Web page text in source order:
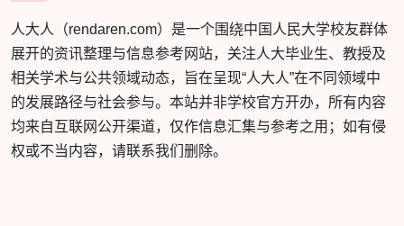
人大人（rendaren.com）是一个围绕中国人民大学校友群体
展开的资讯整理与信息参考网站，关注人大毕业生、教授及
相关学术与公共领域动态，旨在呈现“人大人”在不同领域中
的发展路径与社会参与。本站并非学校官方开办，所有内容
均来自互联网公开渠道，仅作信息汇集与参考之用；如有侵
权或不当内容，请联系我们删除。